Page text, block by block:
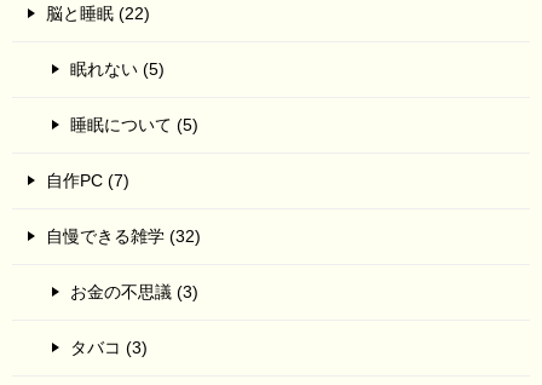
脳と睡眠 (22)
眠れない (5)
睡眠について (5)
自作PC (7)
自慢できる雑学 (32)
お金の不思議 (3)
タバコ (3)